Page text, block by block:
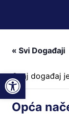
« Svi Događaji
Ovaj događaj
Opća
Open toolbar